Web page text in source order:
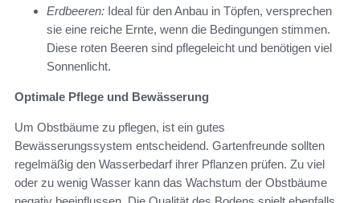
Erdbeeren: Ideal für den Anbau in Töpfen, versprechen
sie eine reiche Ernte, wenn die Bedingungen stimmen.
Diese roten Beeren sind pflegeleicht und benötigen viel
Sonnenlicht.
Optimale Pflege und Bewässerung
Um Obstbäume zu pflegen, ist ein gutes
Bewässerungssystem entscheidend. Gartenfreunde sollten
regelmäßig den Wasserbedarf ihrer Pflanzen prüfen. Zu viel
oder zu wenig Wasser kann das Wachstum der Obstbäume